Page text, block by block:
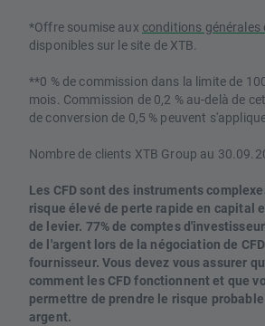
*Offre soumise aux conditions générales
disponibles sur le site de XTB.
**0 % de commission dans la limite de
mois. Commission de 0,2 % au-delà de
de conversion de 0,5 % peuvent
Nombre de clients XTB Group au
Les CFD sont des instruments
risque élevé de perte rapide en capital
de levier. 77% de comptes
de l'argent lors de la négociation de
fournisseur. Vous devez vous assurer
comment les CFD fonctionnent et que
permettre de prendre le risque
argent.